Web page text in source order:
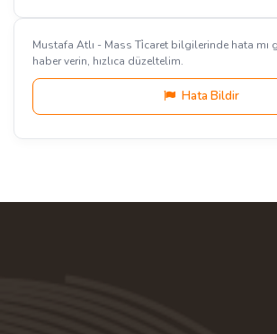
Mustafa Atlı - Mass Ti̇caret bilgilerinde hata mı
haber verin, hızlıca düzeltelim.
Hata Bildir